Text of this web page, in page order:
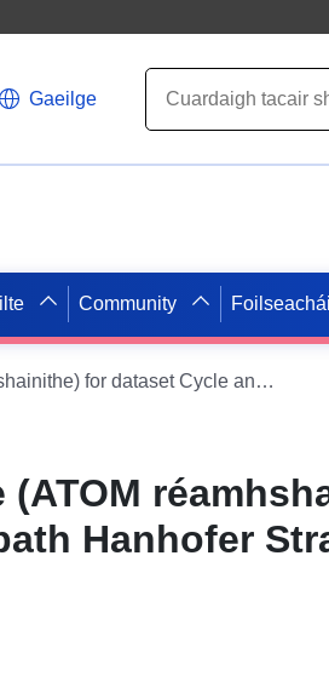
Gaeilge
Community
INSPIRE Download Service (ATOM réamhshainithe) for dataset Cycle and footpath Hanhofer Straße
(ATOM
Hanhofer